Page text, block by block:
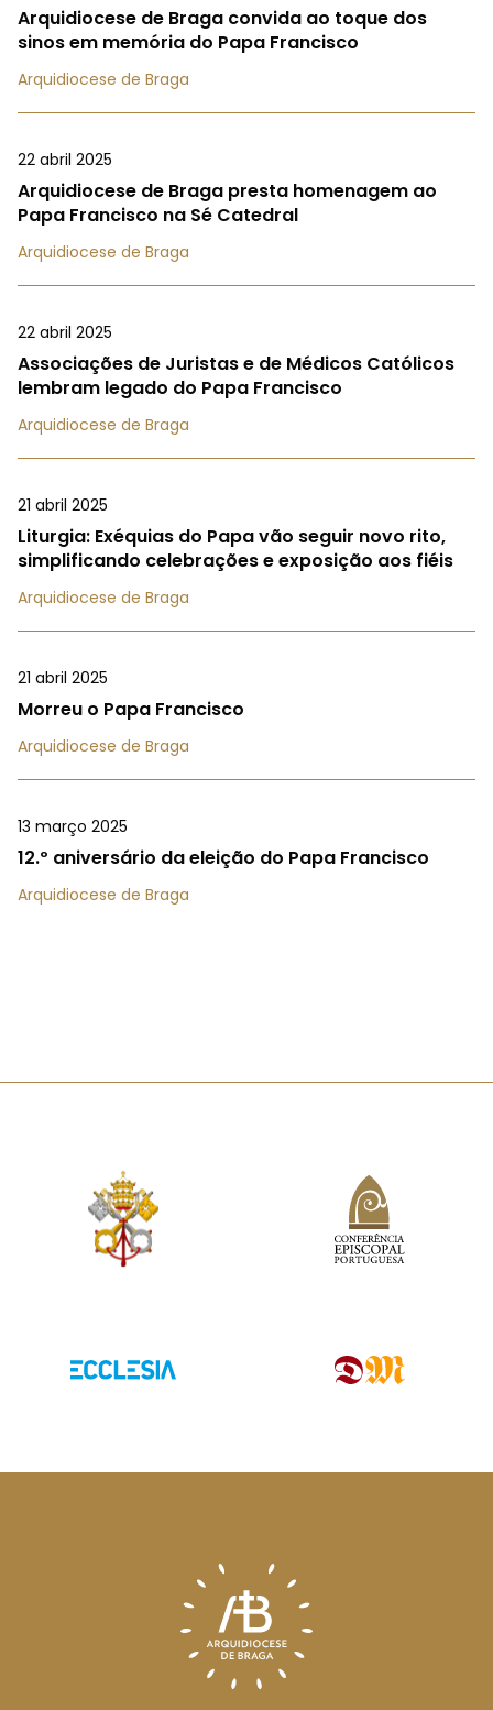
Arquidiocese de Braga convida ao toque dos
sinos em memória do Papa Francisco
Arquidiocese de Braga
22 abril 2025
Arquidiocese de Braga presta homenagem ao
Papa Francisco na Sé Catedral
Arquidiocese de Braga
22 abril 2025
Associações de Juristas e de Médicos Católicos
lembram legado do Papa Francisco
Arquidiocese de Braga
21 abril 2025
Liturgia: Exéquias do Papa vão seguir novo rito,
simplificando celebrações e exposição aos fiéis
Arquidiocese de Braga
21 abril 2025
Morreu o Papa Francisco
Arquidiocese de Braga
13 março 2025
12.º aniversário da eleição do Papa Francisco
Arquidiocese de Braga